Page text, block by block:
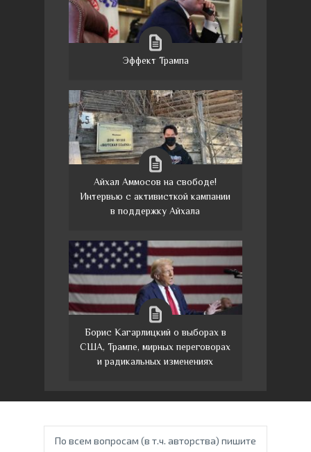
Эффект Трампа
Айхал Аммосов на свободе!
Интервью с активисткой кампании
в поддержку Айхала
Борис Кагарлицкий о выборах в
США, Трампе, мирных переговорах
и радикальных изменениях
По всем вопросам (в т.ч. авторства) пишите